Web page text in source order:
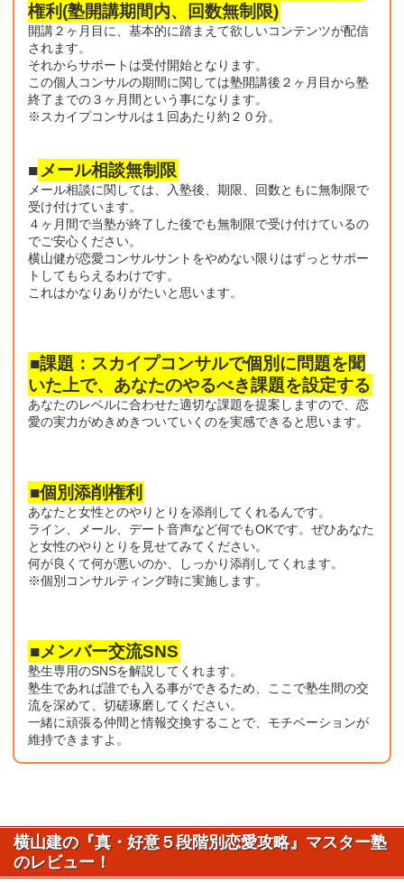
権利(塾開講期間内、回数無制限)
開講２ヶ月目に、基本的に踏まえて欲しいコンテンツが配信
されます。
それからサポートは受付開始となります。
この個人コンサルの期間に関しては塾開講後２ヶ月目から塾
終了までの３ヶ月間という事になります。
※スカイプコンサルは１回あたり約２０分。
■ メール相談無制限
メール相談に関しては、入塾後、期限、回数ともに無制限で
受け付けています。
４ヶ月間で当塾が終了した後でも無制限で受け付けているの
でご安心ください。
横山健が恋愛コンサルサントをやめない限りはずっとサポー
トしてもらえるわけです。
これはかなりありがたいと思います。
■課題：スカイプコンサルで個別に問題を聞
いた上で、あなたのやるべき課題を設定する
あなたのレベルに合わせた適切な課題を提案しますので、恋
愛の実力がめきめきついていくのを実感できると思います。
■個別添削権利
あなたと女性とのやりとりを添削してくれるんです。
ライン、メール、デート音声など何でもOKです。ぜひあなた
と女性のやりとりを見せてみてください。
何が良くて何が悪いのか、しっかり添削してくれます。
※個別コンサルティング時に実施します。
■メンバー交流SNS
塾生専用のSNSを解説してくれます。
塾生であれば誰でも入る事ができるため、ここで塾生間の交
流を深めて、切磋琢磨してください。
一緒に頑張る仲間と情報交換することで、モチベーションが
維持できますよ。
横山建の『真・好意５段階別恋愛攻略』マスター塾
のレビュー！